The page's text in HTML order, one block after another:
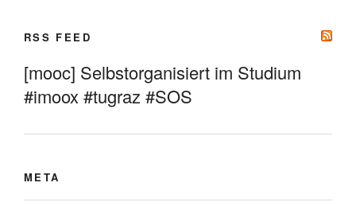
RSS FEED
[mooc] Selbstorganisiert im Studium
#imoox #tugraz #SOS
META